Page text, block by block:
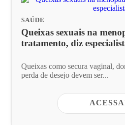
SAÚDE
Queixas sexuais na
tratamento, diz
Queixas como secura vaginal,
perda de desejo devem ser...